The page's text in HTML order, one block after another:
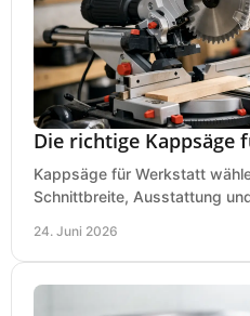
Die richtige Kappsäge
Kappsäge für Werkstatt
Schnittbreite, Ausstattung
24. Juni 2026